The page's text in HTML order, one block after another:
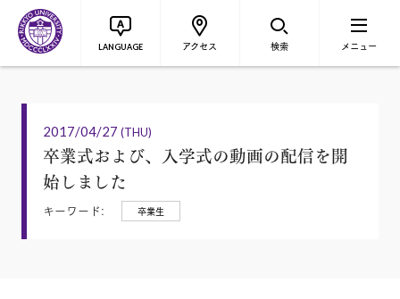
LANGUAGE アクセス 検索 メニュー
2017/04/27 (THU)
卒業式および、入学式の動画の配信を開
始しました
キーワード: 卒業生